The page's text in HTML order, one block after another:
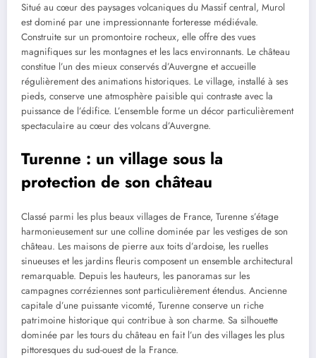
Situé au cœur des paysages volcaniques du Massif central, Murol
est dominé par une impressionnante forteresse médiévale.
Construite sur un promontoire rocheux, elle offre des vues
magnifiques sur les montagnes et les lacs environnants. Le château
constitue l’un des mieux conservés d’Auvergne et accueille
régulièrement des animations historiques. Le village, installé à ses
pieds, conserve une atmosphère paisible qui contraste avec la
puissance de l’édifice. L’ensemble forme un décor particulièrement
spectaculaire au cœur des volcans d’Auvergne.
Turenne : un village sous la
protection de son château
Classé parmi les plus beaux villages de France, Turenne s’étage
harmonieusement sur une colline dominée par les vestiges de son
château. Les maisons de pierre aux toits d’ardoise, les ruelles
sinueuses et les jardins fleuris composent un ensemble architectural
remarquable. Depuis les hauteurs, les panoramas sur les
campagnes corréziennes sont particulièrement étendus. Ancienne
capitale d’une puissante vicomté, Turenne conserve un riche
patrimoine historique qui contribue à son charme. Sa silhouette
dominée par les tours du château en fait l’un des villages les plus
pittoresques du sud-ouest de la France.